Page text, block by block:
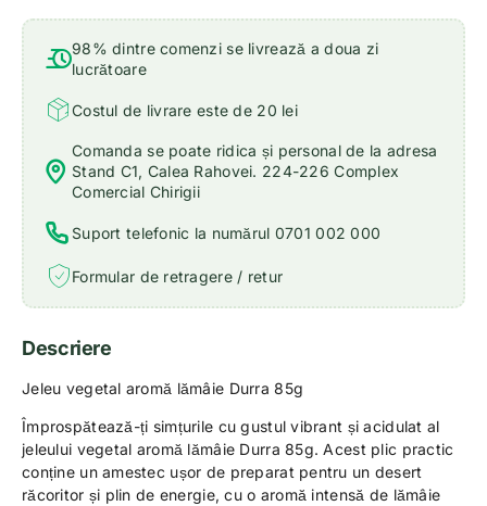
98% dintre comenzi se livrează a doua zi
lucrătoare
Costul de livrare este de 20 lei
Comanda se poate ridica și personal de la adresa
Stand C1, Calea Rahovei. 224-226 Complex
Comercial Chirigii
Suport telefonic la numărul 0701 002 000
Formular de retragere / retur
Descriere
Jeleu vegetal aromă lămâie Durra 85g
Împrospătează-ți simțurile cu gustul vibrant și acidulat al
jeleului vegetal aromă lămâie Durra 85g. Acest plic practic
conține un amestec ușor de preparat pentru un desert
răcoritor și plin de energie, cu o aromă intensă de lămâie